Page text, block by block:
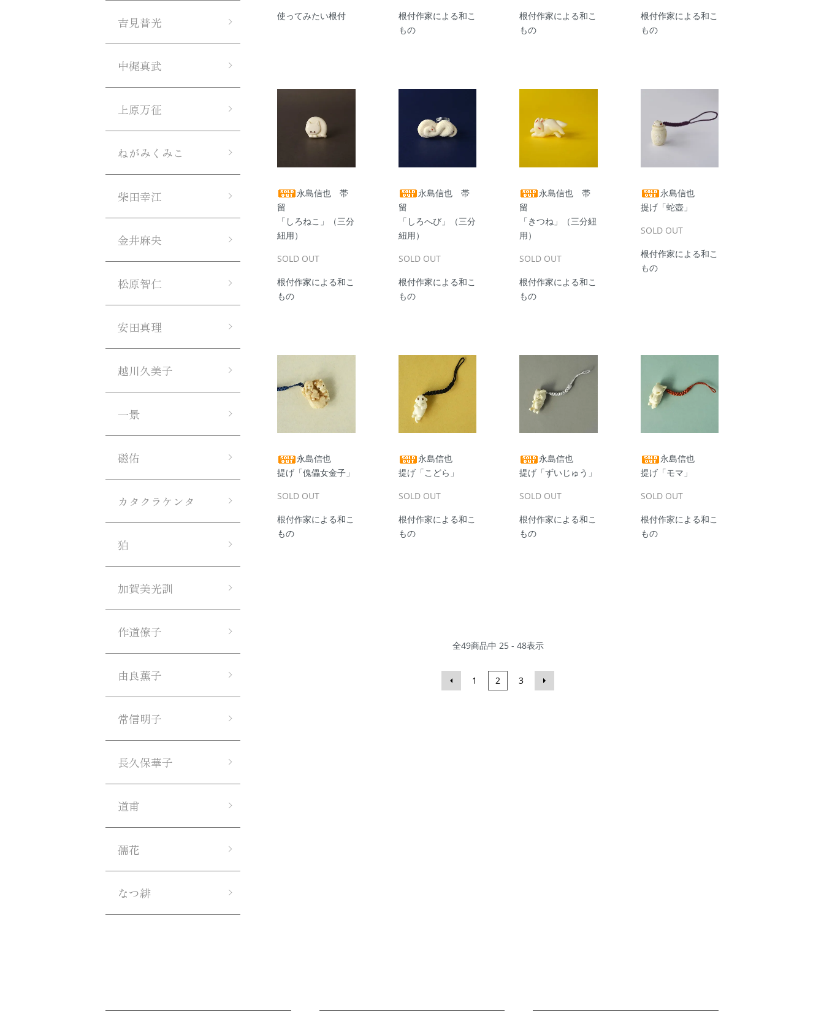
使ってみたい根付
根付作家による和こ
もの
根付作家による和こ
もの
根付作家による和こ
もの
永島信也 帯
留
「しろねこ」（三分
紐用）
SOLD OUT
根付作家による和こ
もの
永島信也 帯
留
「しろへび」（三分
紐用）
SOLD OUT
根付作家による和こ
もの
永島信也 帯
留
「きつね」（三分紐
用）
SOLD OUT
根付作家による和こ
もの
永島信也
提げ「蛇壺」
SOLD OUT
根付作家による和こ
もの
永島信也
提げ「傀儡女金子」
SOLD OUT
根付作家による和こ
もの
永島信也
提げ「こどら」
SOLD OUT
根付作家による和こ
もの
永島信也
提げ「ずいじゅう」
SOLD OUT
根付作家による和こ
もの
永島信也
提げ「モマ」
SOLD OUT
根付作家による和こ
もの
全49商品中 25 - 48表示
1 2 3
吉見普光
中梶真武
上原万征
ねがみくみこ
柴田幸江
金井麻央
松原智仁
安田真理
越川久美子
一景
磁佑
カタクラケンタ
狛
加賀美光訓
作道僚子
由良薫子
常信明子
長久保華子
道甫
孺花
なつ緋